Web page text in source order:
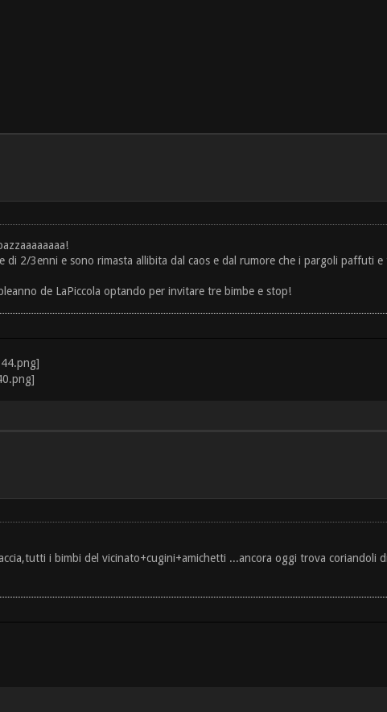
di 2/3enni e sono rimasta allibita dal caos e dal rumore che i pargoli paffuti
de LaPiccola optando per invitare tre bimbe e stop!
i bimbi del vicinato+cugini+amichetti ...ancora oggi trova coriandoli